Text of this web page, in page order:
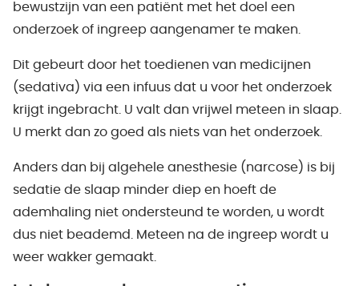
bewustzijn van een patiënt met het doel een
onderzoek of ingreep aangenamer te maken.
Dit gebeurt door het toedienen van medicijnen
(sedativa) via een infuus dat u voor het onderzoek
krijgt ingebracht. U valt dan vrijwel meteen in slaap.
U merkt dan zo goed als niets van het onderzoek.
Anders dan bij algehele anesthesie (narcose) is bij
sedatie de slaap minder diep en hoeft de
ademhaling niet ondersteund te worden, u wordt
dus niet beademd. Meteen na de ingreep wordt u
weer wakker gemaakt.